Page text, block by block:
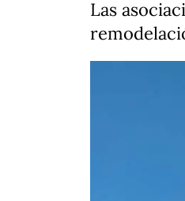
Las